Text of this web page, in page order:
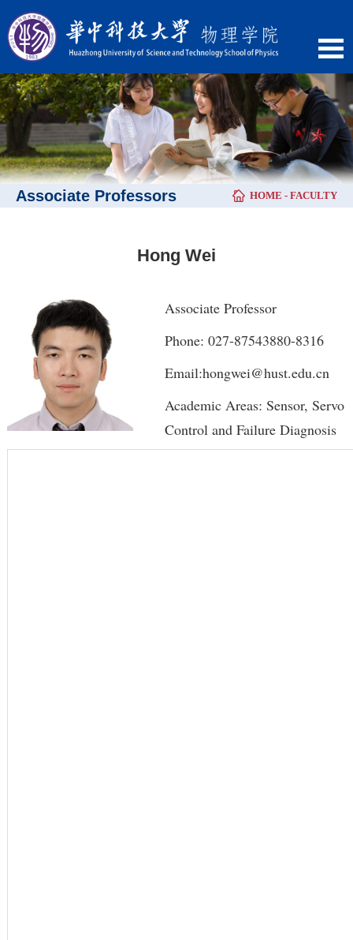
Associate Professors HOME - FACULTY
Hong Wei
Associate Professor
Phone: 027-87543880-8316
Email:hongwei@hust.edu.cn
Academic Areas: Sensor, Servo
Control and Failure Diagnosis